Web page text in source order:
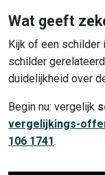
Wat geeft
Kijk of een schilder
schilder
duidelijkheid over
Begin nu: vergelijk
vergelijkings-
106 1741.